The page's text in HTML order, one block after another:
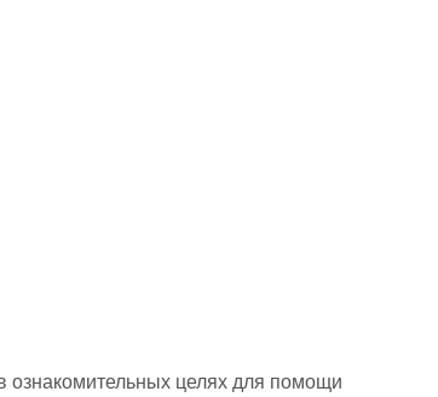
целях для помощи